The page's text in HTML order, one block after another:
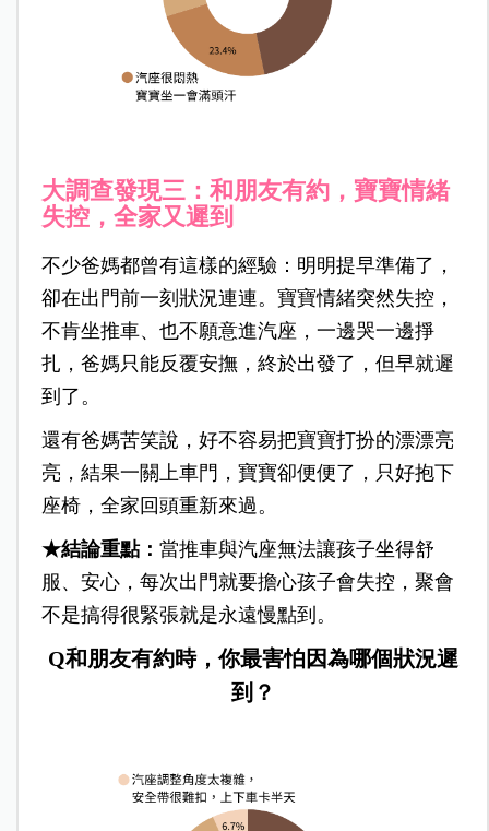
大調查發現三：和朋友有約，寶寶情緒
失控，全家又遲到
不少爸媽都曾有這樣的經驗：明明提早準備了，
卻在出門前一刻狀況連連。寶寶情緒突然失控，
不肯坐推車、也不願意進汽座，一邊哭一邊掙
扎，爸媽只能反覆安撫，終於出發了，但早就遲
到了。
還有爸媽苦笑說，好不容易把寶寶打扮的漂漂亮
亮，結果一關上車門，寶寶卻便便了，只好抱下
座椅，全家回頭重新來過。
★結論重點： 當推車與汽座無法讓孩子坐得舒
服、安心，每次出門就要擔心孩子會失控，聚會
不是搞得很緊張就是永遠慢點到。
Q和朋友有約時，你最害怕因為哪個狀況遲
到？